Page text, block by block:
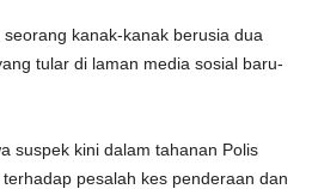
kanak-kanak berusia dua
tular di laman media sosial baru-
suspek kini dalam tahanan Polis
pesalah kes penderaan dan